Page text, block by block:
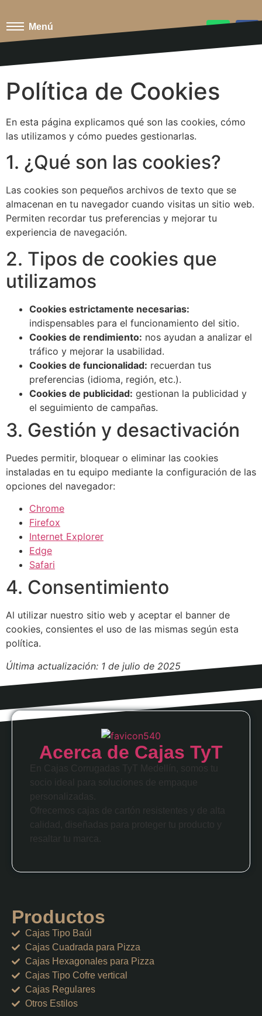
Menú
Política de Cookies
En esta página explicamos qué son las cookies, cómo
las utilizamos y cómo puedes gestionarlas.
1. ¿Qué son las cookies?
Las cookies son pequeños archivos de texto que se
almacenan en tu navegador cuando visitas un sitio web.
Permiten recordar tus preferencias y mejorar tu
experiencia de navegación.
2. Tipos de cookies que
utilizamos
Cookies estrictamente necesarias:
indispensables para el funcionamiento del sitio.
Cookies de rendimiento: nos ayudan a analizar el
tráfico y mejorar la usabilidad.
Cookies de funcionalidad: recuerdan tus
preferencias (idioma, región, etc.).
Cookies de publicidad: gestionan la publicidad y
el seguimiento de campañas.
3. Gestión y desactivación
Puedes permitir, bloquear o eliminar las cookies
instaladas en tu equipo mediante la configuración de las
opciones del navegador:
Chrome
Firefox
Internet Explorer
Edge
Safari
4. Consentimiento
Al utilizar nuestro sitio web y aceptar el banner de
cookies, consientes el uso de las mismas según esta
política.
Última actualización: 1 de julio de 2025
Acerca de Cajas TyT
En Cajas Corrugadas TyT Medellín, somos tu
socio ideal para soluciones de empaque
personalizadas.
Ofrecemos cajas de cartón resistentes y de alta
calidad, diseñadas para proteger tu producto y
resaltar tu marca.
Productos
Cajas Tipo Baúl
Cajas Cuadrada para Pizza
Cajas Hexagonales para Pizza
Cajas Tipo Cofre vertical
Cajas Regulares
Otros Estilos